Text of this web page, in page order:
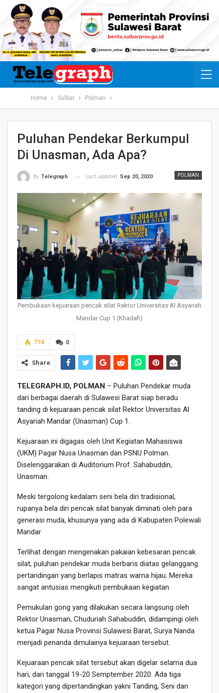
Home Sulbar Polman
Puluhan Pendekar Berkumpul
Di Unasman, Ada Apa?
POLMAN
By Telegraph Last updated Sep 20, 2020
Pembukaan kejuaraan pencak silat Rektor Universitas Al Asyariah
Mandar Cup 1 (Khadafi)
0
774
Share
TELEGRAPH.ID, POLMAN – Puluhan Pendekar muda
dari berbagai daerah di Sulawesi Barat siap beradu
tanding di kejuaraan pencak silat Rektor Universitas Al
Asyariah Mandar (Unasman) Cup 1.
Kejuaraan ini digagas oleh Unit Kegiatan Mahasiswa
(UKM) Pagar Nusa Unasman dan PSNU Polman.
Diselenggarakan di Auditorium Prof. Sahabuddin,
Unasman.
Meski tergolong kedalam seni bela diri tradisional,
rupanya bela diri pencak silat banyak diminati oleh para
generasi muda, khusunya yang ada di Kabupaten Polewali
Mandar
Terlihat dengan mengenakan pakaian kebesaran pencak
silat, puluhan pendekar muda berbaris diatas gelanggang
pertandingan yang berlapis matras warna hijau. Mereka
sangat antusias mengikuti pembukaan kegiatan.
Pemukulan gong yang dilakukan secara langsung oleh
Rektor Unasman, Chuduriah Sahabuddin, didampingi oleh
ketua Pagar Nusa Provinsi Sulawesi Barat, Surya Nanda
menjadi penanda dimulainya kejuaraan tersebut.
Kejuaraan pencak silat tersebut akan digelar selama dua
hari, dari tanggal 19-20 Semptember 2020. Ada tiga
kategori yang dipertandingkan yakni Tanding, Seni dan